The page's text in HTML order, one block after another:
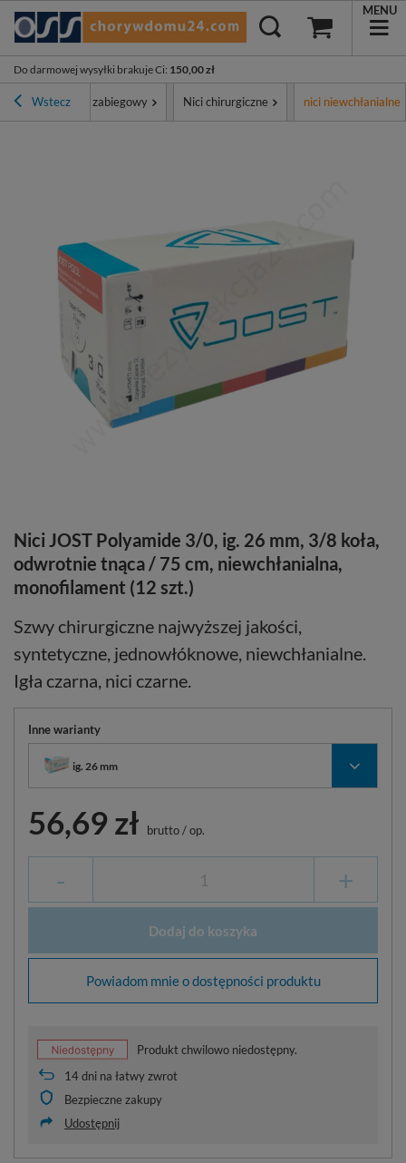
Do darmowej wysyłki brakuje Ci: 150,00 zł
MENU
WsteczSprzęt zabiegowy Nici chirurgiczne nici niewchłanialne
Nici JOST Polyamide 3/0, ig. 26 mm, 3/8 koła,
odwrotnie tnąca / 75 cm, niewchłanialna,
monofilament (12 szt.)
Szwy chirurgiczne najwyższej jakości,
syntetyczne, jednowłóknowe, niewchłanialne.
Igła czarna, nici czarne.
Inne warianty
ig. 26 mm
56,69 zł brutto/op.
- +
Dodaj do koszyka
Powiadom mnie o dostępności produktu
Produkt chwilowo niedostępny.
14dni na łatwy zwrot
Bezpieczne zakupy
Udostępnij